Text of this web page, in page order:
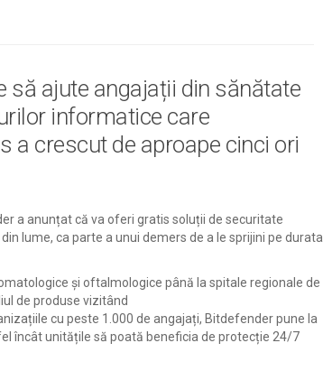
să ajute angajații din sănătate
informatice care
a crescut de aproape cinci ori
a anunțat că va oferi gratis soluții de securitate
lume, ca parte a unui demers de a le sprijini pe durata
și oftalmologice până la spitale regionale de
de produse vizitând
cu peste 1.000 de angajați, Bitdefender pune la
încât unitățile să poată beneficia de protecție 24/7